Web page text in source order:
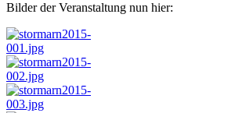
Bilder der Veranstaltung nun hier: